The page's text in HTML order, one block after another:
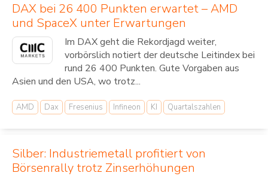
DAX bei 26 400 Punkten erwartet – AMD
und SpaceX unter Erwartungen
Im DAX geht die Rekordjagd weiter,
vorbörslich notiert der deutsche Leitindex bei
rund 26 400 Punkten. Gute Vorgaben aus
Asien und den USA, wo trotz...
AMD Dax Fresenius Infineon KI Quartalszahlen
Silber: Industriemetall profitiert von
Börsenrally trotz Zinserhöhungen